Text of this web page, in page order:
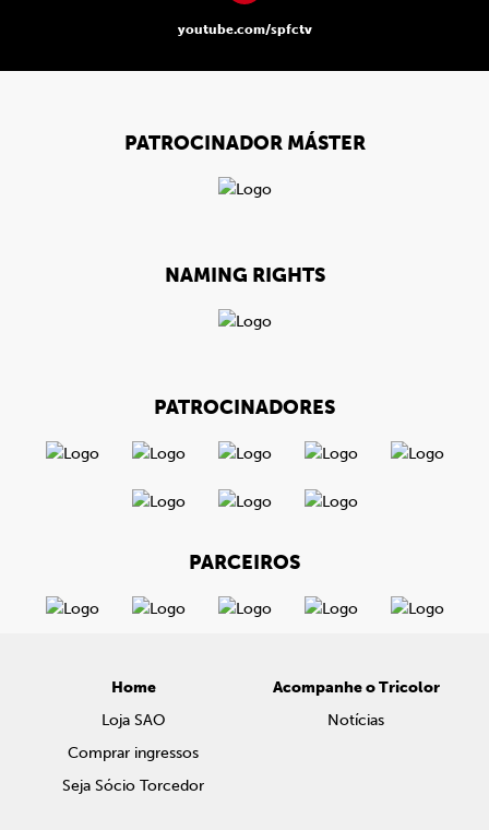
youtube.com/spfctv
PATROCINADOR MÁSTER
NAMING RIGHTS
PATROCINADORES
PARCEIROS
Home
Loja SAO
Comprar ingressos
Seja Sócio Torcedor
Acompanhe o Tricolor
Notícias